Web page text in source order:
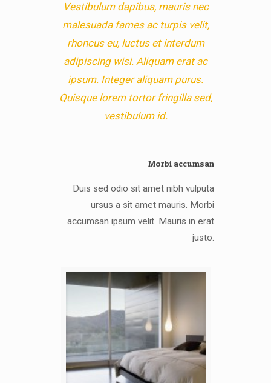
Vestibulum dapibus, mauris nec
malesuada fames ac turpis velit,
rhoncus eu, luctus et interdum
adipiscing wisi. Aliquam erat ac
ipsum. Integer aliquam purus.
Quisque lorem tortor fringilla sed,
vestibulum id.
Morbi accumsan
Duis sed odio sit amet nibh vulputa
ursus a sit amet mauris. Morbi
accumsan ipsum velit. Mauris in erat
justo.